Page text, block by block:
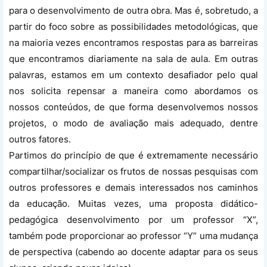
para o desenvolvimento de outra obra. Mas é, sobretudo, a
partir do foco sobre as possibilidades metodológicas, que
na maioria vezes encontramos respostas para as barreiras
que encontramos diariamente na sala de aula. Em outras
palavras, estamos em um contexto desafiador pelo qual
nos solicita repensar a maneira como abordamos os
nossos conteúdos, de que forma desenvolvemos nossos
projetos, o modo de avaliação mais adequado, dentre
outros fatores.
Partimos do princípio de que é extremamente necessário
compartilhar/socializar os frutos de nossas pesquisas com
outros professores e demais interessados nos caminhos
da educação. Muitas vezes, uma proposta didático-
pedagógica desenvolvimento por um professor “X”,
também pode proporcionar ao professor “Y” uma mudança
de perspectiva (cabendo ao docente adaptar para os seus